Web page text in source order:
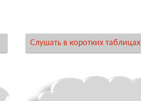
Слушать в коротких таблицах